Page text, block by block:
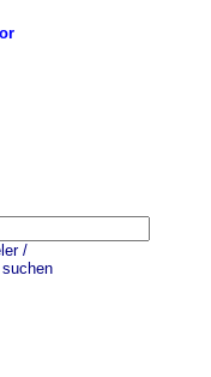
/